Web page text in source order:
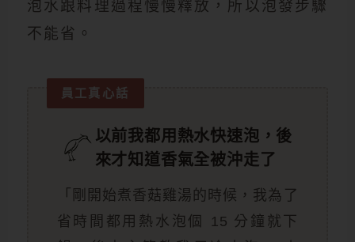
泡水跟料理過程慢慢釋放，所以泡發步驟
不能省。
員工真心話
以前我都用熱水快速泡，後
來才知道香氣全被沖走了
「剛開始煮香菇雞湯的時候，我為了
省時間都用熱水泡個 15 分鐘就下